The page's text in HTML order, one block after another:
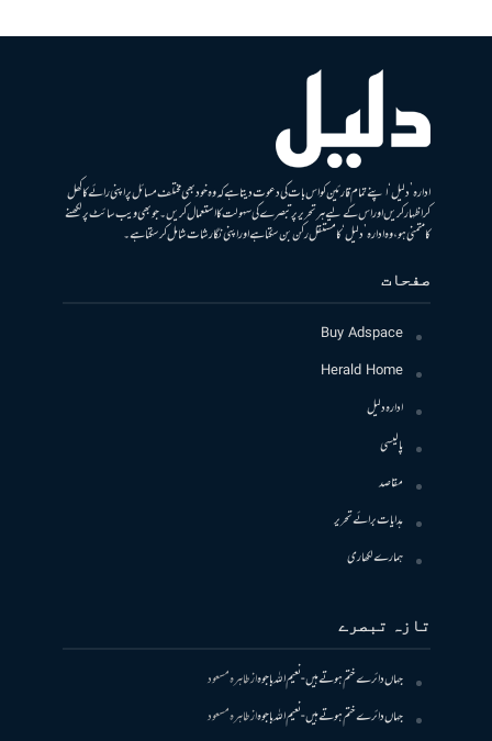
ادارہ ’دلیل‘ اپنے تمام قارئین کو اس بات کی دعوت دیتا ہے کہ وہ خود بھی مختلف مسائل پر اپنی رائے کا کھل
کر اظہار کریں اور اس کے لیے ہر تحریر پر تبصرے کی سہولت کا استعمال کریں۔ جو بھی ویب سائٹ پر لکھنے
کا متمنی ہو، وہ ادارہ ’دلیل‘ کا مستقل رکن بن سکتا ہے اور اپنی نگارشات شامل کرسکتا ہے۔
صفحات
Buy Adspace
Herald Home
ادارہ دلیل
پالیسی
مقاصد
ہدایات برائے تحریر
ہمارے لکھاری
تازہ تبصرے
جہاں دائرے ختم ہوتے ہیں- نعیم اللہ باجوہازطاہرہ مسعود
جہاں دائرے ختم ہوتے ہیں- نعیم اللہ باجوہازطاہرہ مسعود